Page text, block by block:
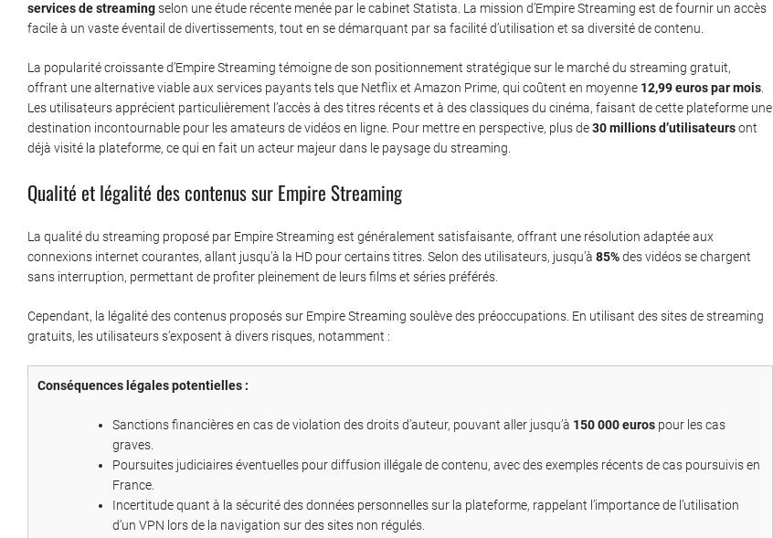
services de streamingselon une étude récente menée par le cabinet Statista. La mission d’Empire Streaming est de fournir un accès
facile à un vaste éventail de divertissements, tout en se démarquant par sa facilité d’utilisation et sa diversité de contenu.
La popularité croissante d’Empire Streaming témoigne de son positionnement stratégique sur le marché du streaming gratuit,
offrant une alternative viable aux services payants tels que Netflix et Amazon Prime, qui coûtent en moyenne 12,99 euros par mois.
Les utilisateurs apprécient particulièrement l’accès à des titres récents et à des classiques du cinéma, faisant de cette plateforme une
destination incontournable pour les amateurs de vidéos en ligne. Pour mettre en perspective, plus de30 millions d’utilisateursont
déjà visité la plateforme, ce qui en fait un acteur majeur dans le paysage du streaming.
Qualité et légalité des contenus sur Empire Streaming
La qualité du streaming proposé par Empire Streaming est généralement satisfaisante, offrant une résolution adaptée aux
connexions internet courantes, allant jusqu’à la HD pour certains titres. Selon des utilisateurs, jusqu’à 85%des vidéos se chargent
sans interruption, permettant de profiter pleinement de leurs films et séries préférés.
Cependant, la légalité des contenus proposés sur Empire Streaming soulève des préoccupations. En utilisant des sites de streaming
gratuits, les utilisateurs s’exposent à divers risques, notamment :
Conséquences légales potentielles :
Sanctions financières en cas de violation des droits d’auteur, pouvant aller jusqu’à 150 000 euros pour les cas
graves.
Poursuites judiciaires éventuelles pour diffusion illégale de contenu, avec des exemples récents de cas poursuivis en
France.
Incertitude quant à la sécurité des données personnelles sur la plateforme, rappelant l’importance de l’utilisation
d’un VPN lors de la navigation sur des sites non régulés.